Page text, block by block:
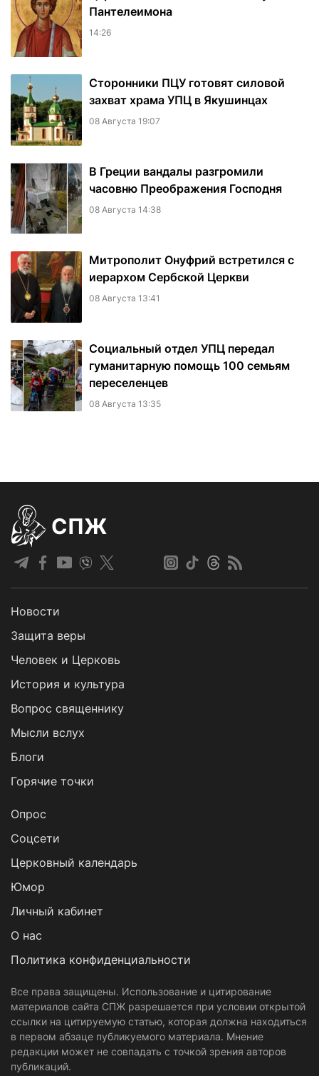
Пантелеимона
14:26
Сторонники ПЦУ готовят силовой
захват храма УПЦ в Якушинцах
08 Августа 19:07
В Греции вандалы разгромили
часовню Преображения Господня
08 Августа 14:38
Митрополит Онуфрий встретился с
иерархом Сербской Церкви
08 Августа 13:41
Социальный отдел УПЦ передал
гуманитарную помощь 100 семьям
переселенцев
08 Августа 13:35
СПЖ
Новости
Защита веры
Человек и Церковь
История и культура
Вопрос священнику
Мысли вслух
Блоги
Горячие точки
Опрос
Cоцсети
Церковный календарь
Юмор
Личный кабинет
О нас
Политика конфиденциальности
Все права защищены. Использование и цитирование
материалов сайта СПЖ разрешается при условии открытой
ссылки на цитируемую статью, которая должна находиться
в первом абзаце публикуемого материала. Мнение
редакции может не совпадать с точкой зрения авторов
публикаций.